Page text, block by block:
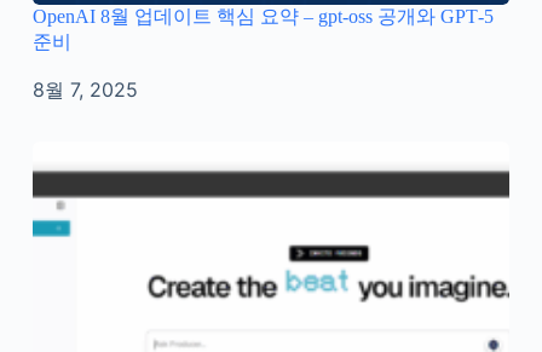
OpenAI 8월 업데이트 핵심 요약 – gpt‑oss 공개와 GPT‑5
준비
8월 7, 2025